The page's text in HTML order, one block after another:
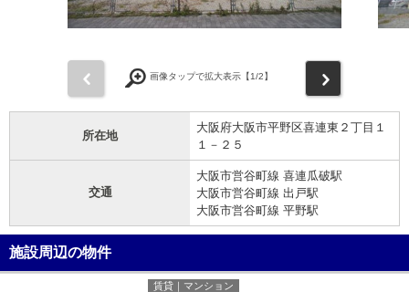
画像タップで拡大表示【1/2】
所在地
大阪府大阪市平野区喜連東２丁目１
１－２５
交通
大阪市営谷町線 喜連瓜破駅
大阪市営谷町線 出戸駅
大阪市営谷町線 平野駅
施設周辺の物件
賃貸｜マンション